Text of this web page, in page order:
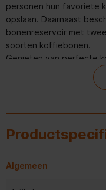
personen hun favoriete
opslaan. Daarnaast
bonenreservoir met
soorten koffiebonen.
Genieten van perfecte
Fluisterstille
Dankzij de icoontjes op
Stapsgewijze
Algemeen